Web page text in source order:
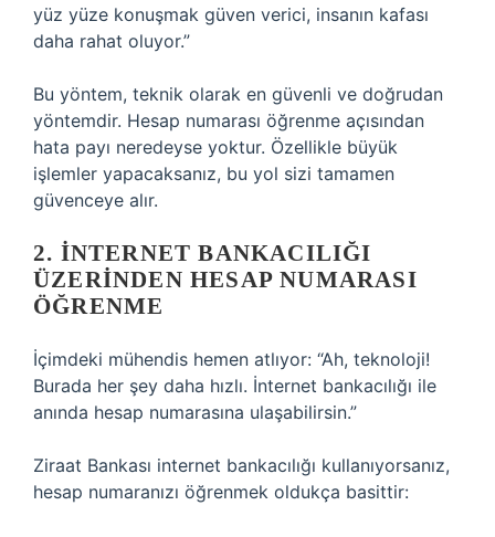
yüz yüze konuşmak güven verici, insanın kafası
daha rahat oluyor.”
Bu yöntem, teknik olarak en güvenli ve doğrudan
yöntemdir. Hesap numarası öğrenme açısından
hata payı neredeyse yoktur. Özellikle büyük
işlemler yapacaksanız, bu yol sizi tamamen
güvenceye alır.
2. İNTERNET BANKACILIĞI
ÜZERINDEN HESAP NUMARASI
ÖĞRENME
İçimdeki mühendis hemen atlıyor: “Ah, teknoloji!
Burada her şey daha hızlı. İnternet bankacılığı ile
anında hesap numarasına ulaşabilirsin.”
Ziraat Bankası internet bankacılığı kullanıyorsanız,
hesap numaranızı öğrenmek oldukça basittir: